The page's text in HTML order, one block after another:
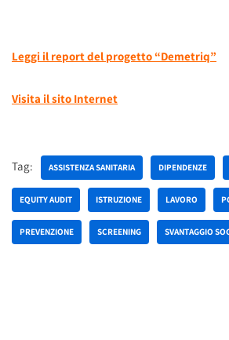
Leggi il report del progetto “Demetriq”
Visita il sito Internet
Tag: ASSISTENZA SANITARIA DIPENDENZE
EQUITY AUDIT ISTRUZIONE LAVORO
PREVENZIONE SCREENING SVANTAGGIO